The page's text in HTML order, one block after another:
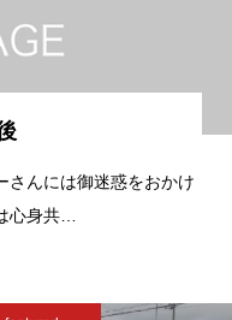
さんには御迷惑をおかけ
心身共…